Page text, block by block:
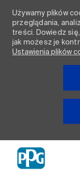
Używamy plików
przeglądania,
treści. Dowiedz
jak możesz je
Ustawienia plików